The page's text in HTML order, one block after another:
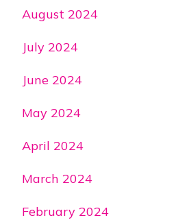
August 2024
July 2024
June 2024
May 2024
April 2024
March 2024
February 2024